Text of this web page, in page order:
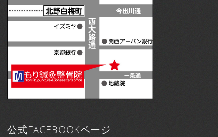
公式FACEBOOKページ